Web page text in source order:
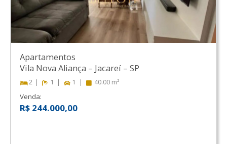
Apartamentos
Vila Nova Aliança – Jacareí – SP
2 1 1 40.00 m²
Venda:
R$ 244.000,00